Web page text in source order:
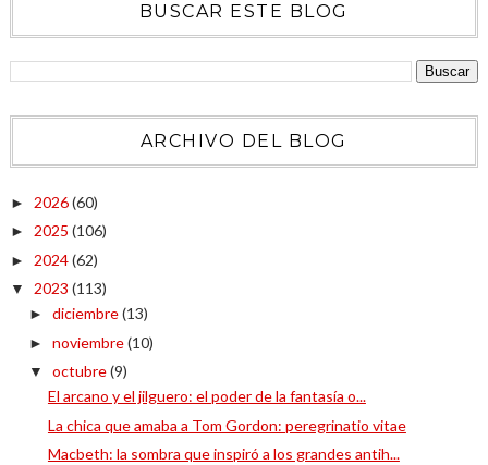
BUSCAR ESTE BLOG
ARCHIVO DEL BLOG
► 2026(60)
► 2025 (106)
► 2024(62)
▼ 2023 (113)
► diciembre(13)
► noviembre(10)
▼ octubre(9)
El arcano y el jilguero: el poder de la fantasía o...
La chica que amaba a Tom Gordon: peregrinatio vitae
Macbeth: la sombra que inspiró a los grandes antih...